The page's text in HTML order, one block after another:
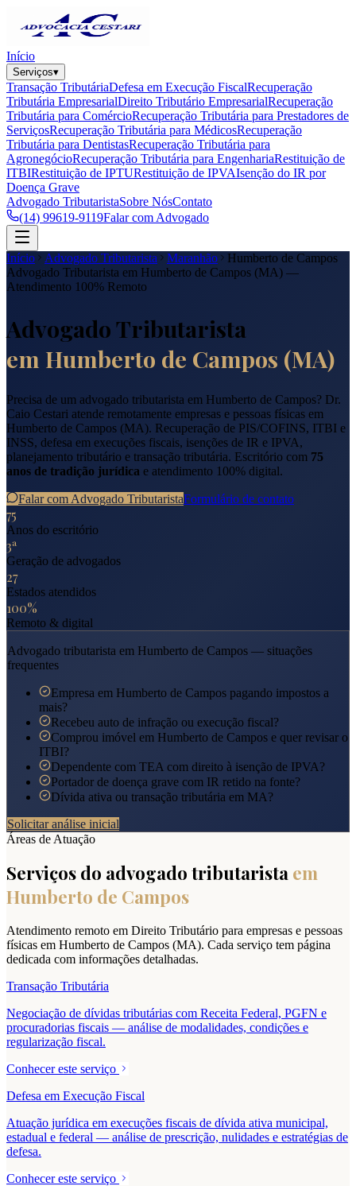
Início
Serviços▾
Transação TributáriaDefesa em Execução FiscalRecuperação
Tributária EmpresarialDireito Tributário EmpresarialRecuperação
Tributária para ComércioRecuperação Tributária para Prestadores de
ServiçosRecuperação Tributária para MédicosRecuperação
Tributária para DentistasRecuperação Tributária para
AgronegócioRecuperação Tributária para EngenhariaRestituição de
ITBIRestituição de IPTURestituição de IPVAIsenção do IR por
Doença Grave
Advogado TributaristaSobre NósContato
(14) 99619-9119Falar com Advogado
Início Advogado Tributarista Maranhão
Humberto de Campos
Advogado Tributarista em Humberto de Campos (MA) —
Atendimento 100% Remoto
Advogado Tributarista
em Humberto de Campos (MA)
Precisa de um advogado tributarista em Humberto de Campos? Dr.
Caio Cestari atende remotamente empresas e pessoas físicas em
Humberto de Campos (MA). Recuperação de PIS/COFINS, ITBI e
INSS, defesa em execuções fiscais, isenções de IR e IPVA,
planejamento tributário e transação tributária. Escritório com 75
anos de tradição jurídica e atendimento 100% digital.
Falar com Advogado TributaristaFormulário de contato
75
Anos do escritório
3ª
Geração de advogados
27
Estados atendidos
100%
Remoto & digital
Advogado tributarista em Humberto de Campos — situações
frequentes
Empresa em Humberto de Campos pagando impostos a
mais?
Recebeu auto de infração ou execução fiscal?
Comprou imóvel em Humberto de Campos e quer revisar o
ITBI?
Dependente com TEA com direito à isenção de IPVA?
Portador de doença grave com IR retido na fonte?
Dívida ativa ou transação tributária em MA?
Solicitar análise inicial
Áreas de Atuação
Serviços do advogado tributarista em
Humberto de Campos
Atendimento remoto em Direito Tributário para empresas e pessoas
físicas em Humberto de Campos (MA). Cada serviço tem página
dedicada com informações detalhadas.
Transação Tributária
Negociação de dívidas tributárias com Receita Federal, PGFN e
procuradorias fiscais — análise de modalidades, condições e
regularização fiscal.
Conhecer este serviço
Defesa em Execução Fiscal
Atuação jurídica em execuções fiscais de dívida ativa municipal,
estadual e federal — análise de prescrição, nulidades e estratégias de
defesa.
Conhecer este serviço